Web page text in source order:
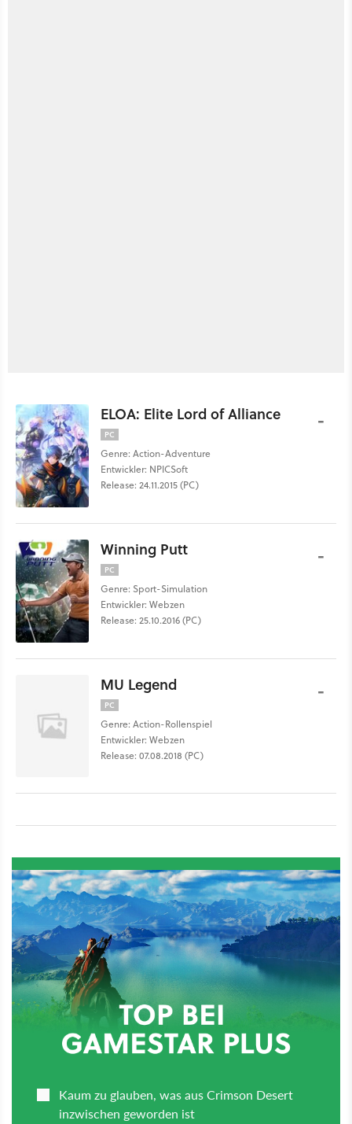
ELOA: Elite Lord of Alliance
PC
Genre: Action-Adventure
Entwickler: NPICSoft
Release: 24.11.2015 (PC)
-
Winning Putt
PC
Genre: Sport-Simulation
Entwickler: Webzen
Release: 25.10.2016 (PC)
-
MU Legend
PC
Genre: Action-Rollenspiel
Entwickler: Webzen
Release: 07.08.2018 (PC)
-